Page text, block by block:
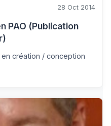
28 Oct 2014
PAO (Publication
en création / conception